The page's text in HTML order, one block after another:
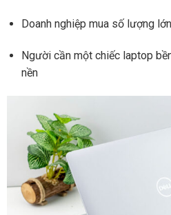
Doanh nghiệp mua số lượng
Người cần một chiếc laptop
nền